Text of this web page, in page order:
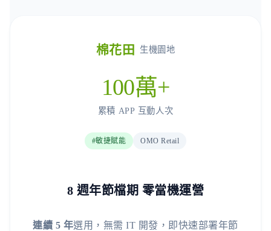
棉花田 生機園地
100萬+
累積 APP 互動人次
#敏捷賦能 OMO Retail
8 週年節檔期 零當機運營
連續 5 年選用，無需 IT 開發，即快速部署年節